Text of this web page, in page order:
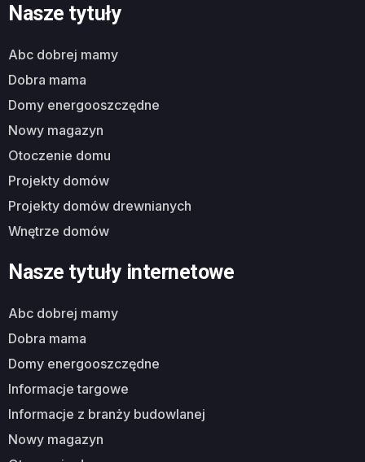
Nasze tytuły
abc dobrej mamy
dobra mama
domy energooszczędne
nowy magazyn
otoczenie domu
projekty domów
projekty domów drewnianych
wnętrze domów
Nasze tytuły internetowe
abc dobrej mamy
dobra mama
domy energooszczędne
informacje targowe
informacje z branży budowlanej
nowy magazyn